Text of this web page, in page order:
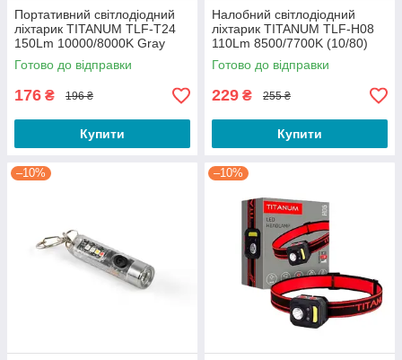
Портативний світлодіодний
ліхтарик TITANUM TLF-T24
150Lm 10000/8000K Gray
(30/120)
Готово до відправки
176 ₴ 196 ₴
Купити
Налобний світлодіодний
ліхтарик TITANUM TLF-H08
110Lm 8500/7700K (10/80)
Готово до відправки
229 ₴ 255 ₴
Купити
–10% –10%